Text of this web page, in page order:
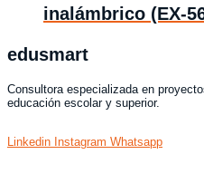
inalámbrico (EX-
edusmart
Consultora especializada en
educación escolar y superior.
Linkedin Instagram Whatsapp